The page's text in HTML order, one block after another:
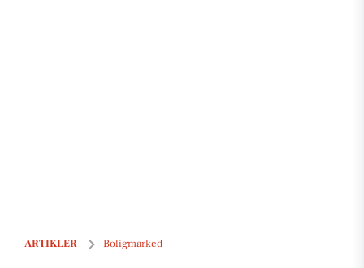
ARTIKLER Boligmarked
P S Carlsvej 3 og 2 andre boliger er kommet til salg denne uge i